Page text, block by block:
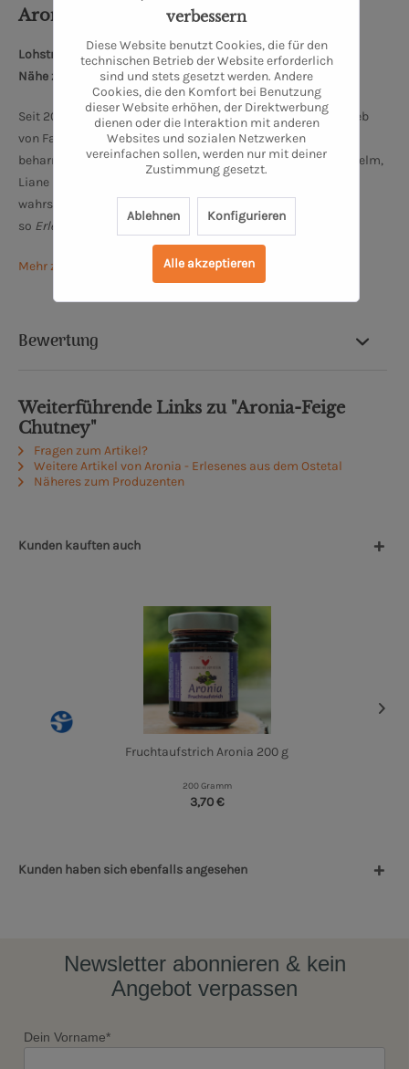
Aronia - Erlesenes aus dem Ostetal
Lohstraße 2, 27419 Kalbe
Nähe zum Bremer Dom: 68 km
Seit 2015 gehört zu dem landwirtschaftlichen Familienbetrieb
von Familie Duden eine kleine Aroniaplantage. Diese in
beharrlicher Handarbeit gepflanzten Sträucher pflegen Wilhelm,
Liane und Junior Marius mit viel Leidenschaft. In dieser, im
wahrsten Sinne des Wortes kleinen
so Erlesenes aus dem Ostetal.
Mehr zu Aronia Ostetal
Bewertung
Weiterführende Links zu "Aronia-Feige
Chutney"
Fragen zum Artikel?
Weitere Artikel von Aronia - Erlesenes aus dem Ostetal
Näheres zum Produzenten
Kunden kauften auch
Fruchtaufstrich Aronia 200 g
200 Gramm
3,70 €
Kunden haben sich ebenfalls angesehen
Newsletter abonnieren & kein
Angebot verpassen
Dein Vorname*
verbessern
Diese Website benutzt Cookies, die für den
technischen Betrieb der Website erforderlich
sind und stets gesetzt werden. Andere
Cookies, die den Komfort bei Benutzung
dieser Website erhöhen, der Direktwerbung
dienen oder die Interaktion mit anderen
Websites und sozialen Netzwerken
vereinfachen sollen, werden nur mit deiner
Zustimmung gesetzt.
Ablehnen Konfigurieren
Alle akzeptieren